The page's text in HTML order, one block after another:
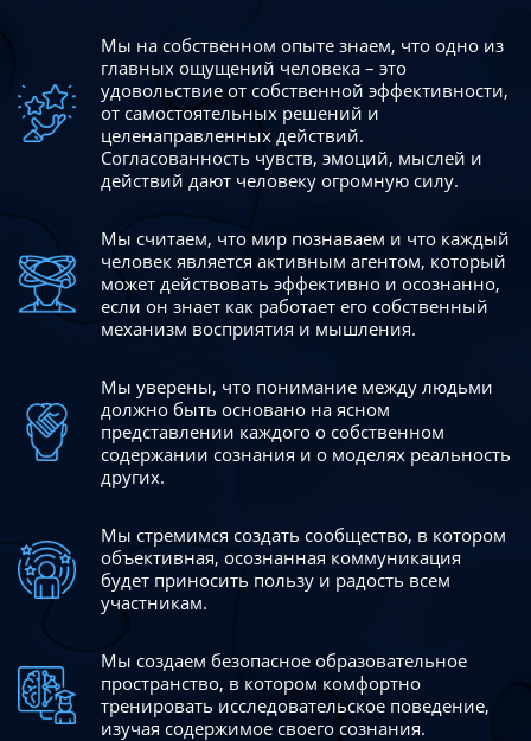
Мы на собственном опыте знаем, что одно из
главных ощущений человека – это
удовольствие от собственной эффективности,
от самостоятельных решений и
целенаправленных действий.
Согласованность чувств, эмоций, мыслей и
действий дают человеку огромную силу.
Мы считаем, что мир познаваем и что каждый
человек является активным агентом, который
может действовать эффективно и осознанно,
если он знает как работает его собственный
механизм восприятия и мышления.
Мы уверены, что понимание между людьми
должно быть основано на ясном
представлении каждого о собственном
содержании сознания и о моделях реальность
других.
Мы стремимся создать сообщество, в котором
объективная, осознанная коммуникация
будет приносить пользу и радость всем
участникам.
Мы создаем безопасное образовательное
пространство, в котором комфортно
тренировать исследовательское поведение,
изучая содержимое своего сознания.